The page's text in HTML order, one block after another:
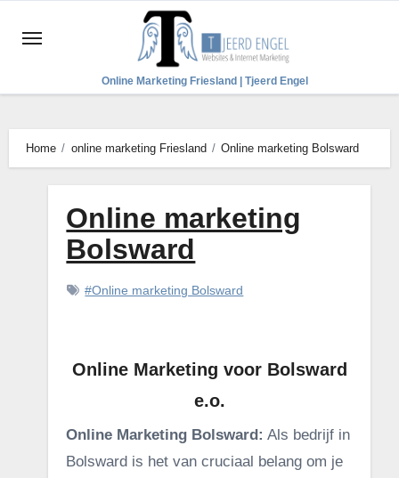
naar
Online Marketing Friesland | Tjeerd Engel
Home online marketing Friesland Online marketing Bolsward
Online marketing
Bolsward
#Online marketing Bolsward
Online Marketing voor Bolsward
e.o.
Online Marketing Bolsward: Als bedrijf in
Bolsward is het van cruciaal belang om je